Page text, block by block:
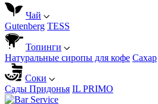
Чай
Gutenberg TESS
Топинги
Натуральные сиропы для кофе Сахар
Соки
Сады Придонья IL PRIMO